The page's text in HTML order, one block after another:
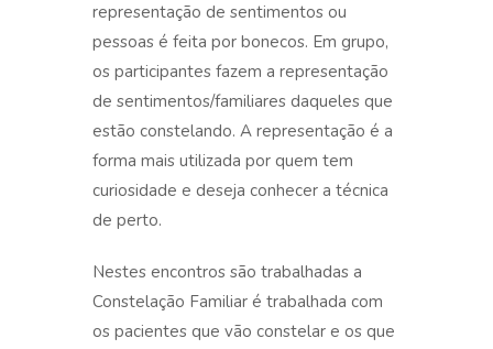
representação de sentimentos ou
pessoas é feita por bonecos. Em grupo,
os participantes fazem a representação
de sentimentos/familiares daqueles que
estão constelando. A representação é a
forma mais utilizada por quem tem
curiosidade e deseja conhecer a técnica
de perto.
Nestes encontros são trabalhadas a
Constelação Familiar é trabalhada com
os pacientes que vão constelar e os que